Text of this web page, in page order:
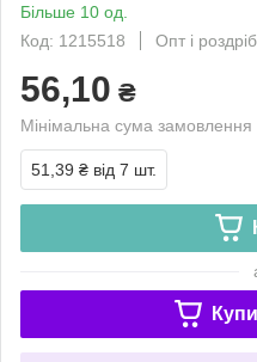
Більше 10 од.
Код: 1215518
Опт і роздріб
56,10 ₴
Мінімальна сума
51,39 ₴ від 7 шт.